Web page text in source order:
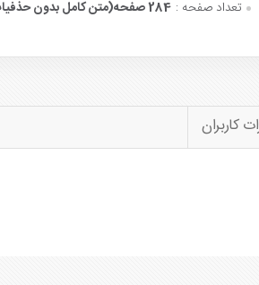
تعداد صفحه : 284 صفحه(متن کامل بدون حذفیات)
کاربران